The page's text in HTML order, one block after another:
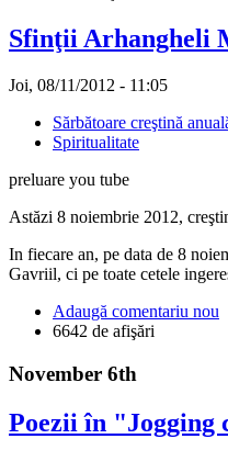
Sfinţii Arhangheli
Joi, 08/11/2012 - 11:05
Sărbătoare creştină
Spiritualitate
preluare you tube
Astăzi 8 noiembrie 2012,
In fiecare an, pe data de 8
Gavriil, ci pe toate cetele
Adaugă comentariu nou
6642 de afişări
November 6th
Poezii în